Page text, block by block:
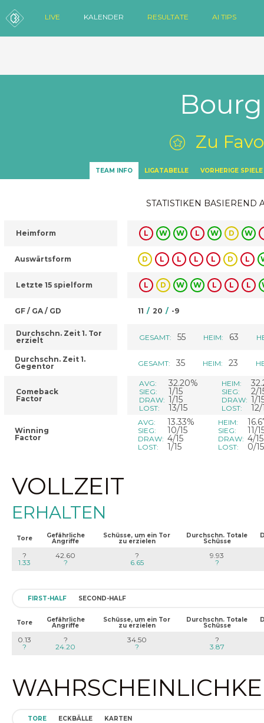
LIVE KALENDER RESULTATE AI TIPS
Zu
TEAM INFO LIGATABELLE VORHERIGE SPIELE
STATISTIKEN BASIEREND
Heimform
Auswärtsform
Letzte 15 spielform
GF / GA / GD
Durchschn. Zeit 1. Tor
erzielt
Durchschn. Zeit 1.
Gegentor
Comeback
Factor
Winning
Factor
L W W L W D W
D L L L L D L
L D W W L L L
11 / 20 / -9
GESAMT: 55 HEIM: 63
GESAMT: 35 HEIM: 23
AVG: 32.20%
SIEG: 1/15
DRAW: 1/15
LOST: 13/15
HEIM:
SIEG: 2/
DRAW: 1/
LOST: 12/
AVG: 13.33%
SIEG: 10/15
DRAW: 4/15
LOST: 1/15
HEIM:
SIEG: 11/
DRAW: 4/15
LOST: 0/15
VOLLZEIT
ERHALTEN
Tore Gefährliche
Angriffe
Schüsse, um ein Tor
zu erzielen
Durchschn. Totale
Schüsse
?
1.33
42.60
?
?
6.65
9.93
?
FIRST-HALF SECOND-HALF
Tore Gefährliche
Angriffe
Schüsse, um ein Tor
zu erzielen
Durchschn. Totale
Schüsse
0.13
?
?
24.20
34.50
?
?
3.87
TORE ECKBÄLLE KARTEN